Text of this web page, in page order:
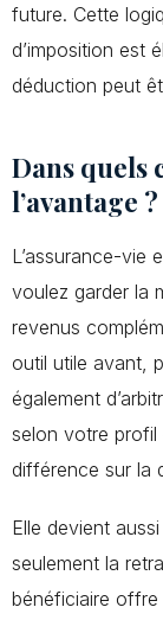
future. Cette
d’imposition est
déduction peut
Dans quels
l’avantage ?
L’assurance-vie
voulez garder la
revenus
outil utile avant,
également
selon votre profil
différence sur la
Elle devient
seulement la
bénéficiaire offre